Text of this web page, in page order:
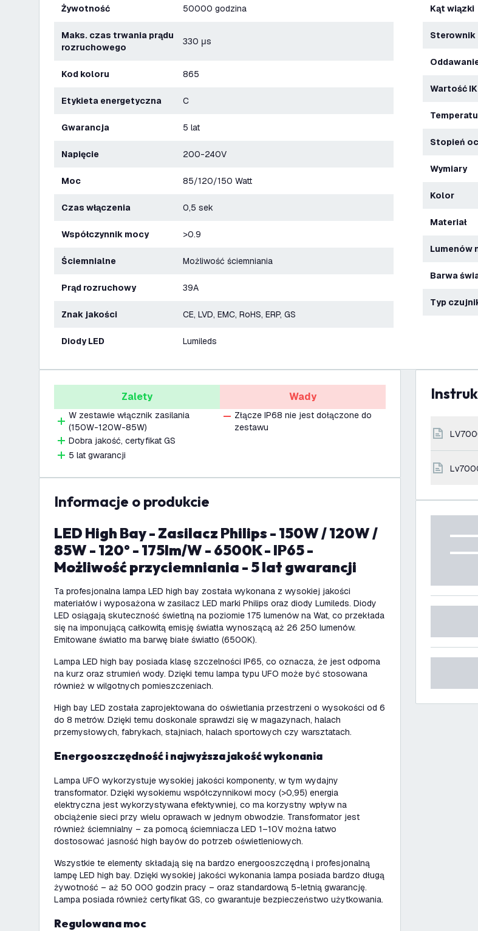
Żywotność 50000 godzina
Maks. czas trwania prądu
rozruchowego
330 μs
Kod koloru 865
Etykieta energetyczna C
Gwarancja 5 lat
Napięcie 200-240V
Moc 85/120/150 Watt
Czas włączenia 0,5 sek
Współczynnik mocy >0.9
Ściemnialne Możliwość ściemniania
Prąd rozruchowy 39A
Znak jakości CE, LVD, EMC, RoHS, ERP, GS
Diody LED Lumileds
Kąt wiązki
Sterownik
Wartość IK
Stopień
Wymiary
Kolor
Materiał
Lumenów
Barwa
Typ
Zalety
W zestawie włącznik zasilania
(150W-120W-85W)
Dobra jakość, certyfikat GS
5 lat gwarancji
Wady
Złącze IP68 nie jest dołączone do
zestawu
informacje o produkcie
LED High Bay - Zasilacz Philips - 150W / 120W /
85W - 120° - 175lm/W - 6500K - IP65 -
Możliwość przyciemniania - 5 lat gwarancji
Ta profesjonalna lampa LED high bay została wykonana z wysokiej jakości
materiałów i wyposażona w zasilacz LED marki Philips oraz diody Lumileds. Diody
LED osiągają skuteczność świetlną na poziomie 175 lumenów na Wat, co przekłada
się na imponującą całkowitą emisję światła wynoszącą aż 26 250 lumenów.
Emitowane światło ma barwę białe światło (6500K).
Lampa LED high bay posiada klasę szczelności IP65, co oznacza, że jest odporna
na kurz oraz strumień wody. Dzięki temu lampa typu UFO może być stosowana
również w wilgotnych pomieszczeniach.
High bay LED została zaprojektowana do oświetlania przestrzeni o wysokości od 6
do 8 metrów. Dzięki temu doskonale sprawdzi się w magazynach, halach
przemysłowych, fabrykach, stajniach, halach sportowych czy warsztatach.
Energooszczędność i najwyższa jakość wykonania
Lampa UFO wykorzystuje wysokiej jakości komponenty, w tym wydajny
transformator. Dzięki wysokiemu współczynnikowi mocy (>0,95) energia
elektryczna jest wykorzystywana efektywniej, co ma korzystny wpływ na
obciążenie sieci przy wielu oprawach w jednym obwodzie. Transformator jest
również ściemnialny – za pomocą ściemniacza LED 1–10V można łatwo
dostosować jasność high bayów do potrzeb oświetleniowych.
Wszystkie te elementy składają się na bardzo energooszczędną i profesjonalną
lampę LED high bay. Dzięki wysokiej jakości wykonania lampa posiada bardzo długą
żywotność – aż 50 000 godzin pracy – oraz standardową 5-letnią gwarancję.
Lampa posiada również certyfikat GS, co gwarantuje bezpieczeństwo użytkowania.
Regulowana moc